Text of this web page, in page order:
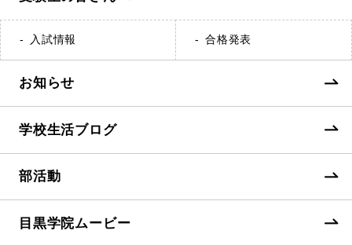
入試情報 合格発表
お知らせ
学校生活ブログ
部活動
目黒学院ムービー